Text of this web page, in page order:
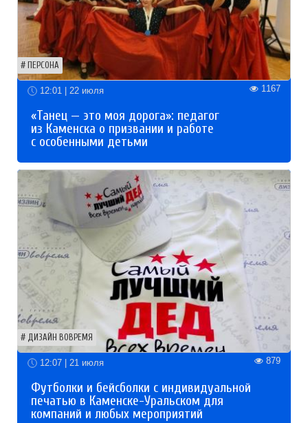
ПЕРСОНА
12:01 | 22 июля 1167
«Танец — это моя дорога»: педагог
из Каменска о призвании и работе
с особенными детьми
ДИЗАЙН ВОВРЕМЯ
12:07 | 21 июля 879
Футболки и бейсболки с индивидуальной
печатью в Каменске-Уральском для
компаний и любых мероприятий